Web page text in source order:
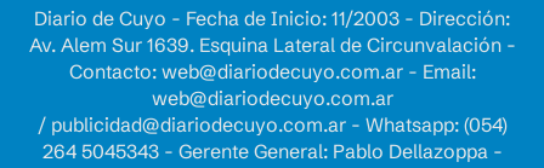
Diario de Cuyo - Fecha de Inicio: 11/2003 - Dirección:
Av. Alem Sur 1639. Esquina Lateral de Circunvalación -
Contacto: web@diariodecuyo.com.ar- Email:
web@diariodecuyo.com.ar
/ publicidad@diariodecuyo.com.ar- Whatsapp: (054)
264 5045343 - Gerente General: Pablo Dellazoppa -